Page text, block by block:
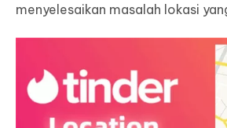
menyelesaikan masalah lokasi